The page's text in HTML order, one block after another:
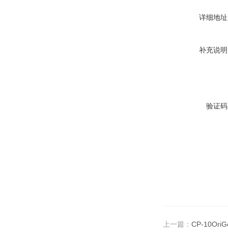
详细地
补充说
验证
上一篇： CP-